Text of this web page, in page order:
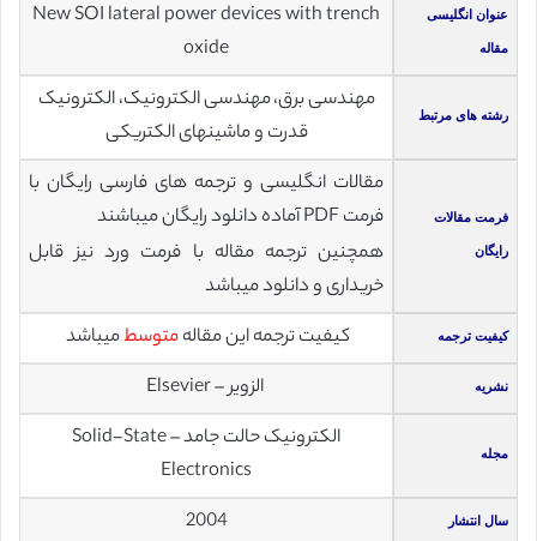
عنوان انگلیسی
مقاله
New SOI lateral power devices with trench
oxide
رشته های مرتبط
مهندسی برق، مهندسی الکترونیک، الکترونیک
قدرت و ماشینهای الکتریکی
فرمت مقالات
رایگان
مقالات انگلیسی و ترجمه های فارسی رایگان با
فرمت PDF آماده دانلود رایگان میباشند
همچنین ترجمه مقاله با فرمت ورد نیز قابل
خریداری و دانلود میباشد
کیفیت ترجمه کیفیت ترجمه این مقالهمتوسطمیباشد
نشریه الزویر – Elsevier
مجله
الکترونیک حالت جامد – Solid-State
Electronics
سال انتشار 2004